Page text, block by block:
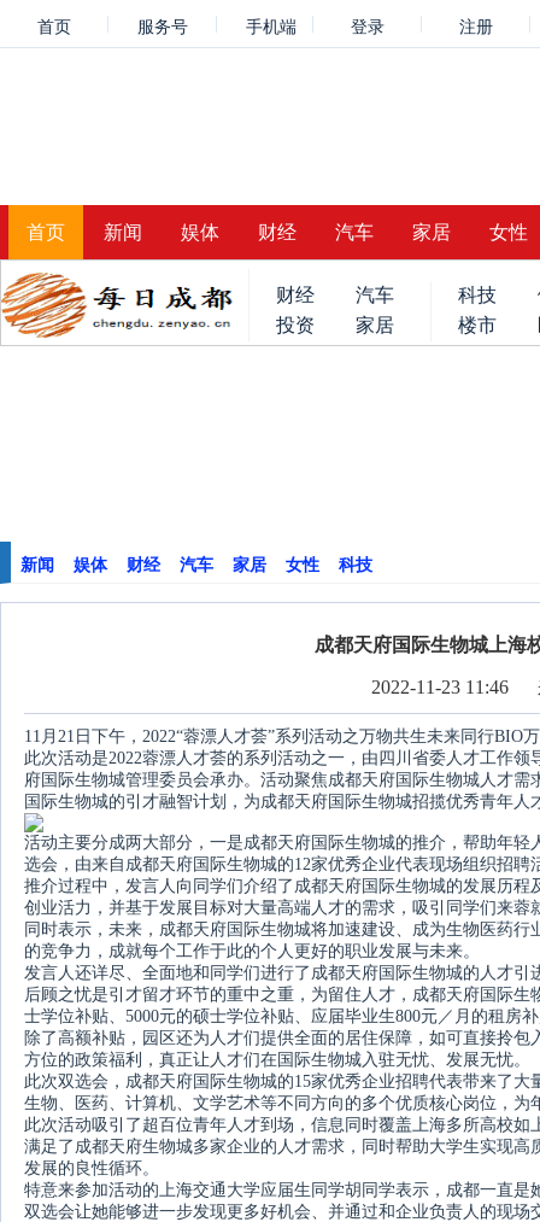
首页 服务号 手机端 登录 注册
首页 新闻 娱体 财经 汽车 家居 女性
财经
汽车
投资
家居
科技
楼市
新闻 娱体 财经 汽车 家居 女性 科技
成都天府国际生物城上海
2022-11-23 11:46
11月21日下午，2022“蓉漂人才荟”系列活动之万物共生未来同行
此次活动是2022蓉漂人才荟的系列活动之一，由四川省委人才工作
府国际生物城管理委员会承办。活动聚焦成都天府国际生物城人才
国际生物城的引才融智计划，为成都天府国际生物城招揽优秀青年人
活动主要分成两大部分，一是成都天府国际生物城的推介，帮助年
选会，由来自成都天府国际生物城的12家优秀企业代表现场组织招聘
推介过程中，发言人向同学们介绍了成都天府国际生物城的发展历
创业活力，并基于发展目标对大量高端人才的需求，吸引同学们来蓉
同时表示，未来，成都天府国际生物城将加速建设、成为生物医药
的竞争力，成就每个工作于此的个人更好的职业发展与未来。
发言人还详尽、全面地和同学们进行了成都天府国际生物城的人才
后顾之忧是引才留才环节的重中之重，为留住人才，成都天府国际
士学位补贴、5000元的硕士学位补贴、应届毕业生800元／月的租房
除了高额补贴，园区还为人才们提供全面的居住保障，如可直接拎
方位的政策福利，真正让人才们在国际生物城入驻无忧、发展无忧。
此次双选会，成都天府国际生物城的15家优秀企业招聘代表带来了
生物、医药、计算机、文学艺术等不同方向的多个优质核心岗位，
此次活动吸引了超百位青年人才到场，信息同时覆盖上海多所高校
满足了成都天府生物城多家企业的人才需求，同时帮助大学生实现
发展的良性循环。
特意来参加活动的上海交通大学应届生同学胡同学表示，成都一直
双选会让她能够进一步发现更多好机会、并通过和企业负责人的现